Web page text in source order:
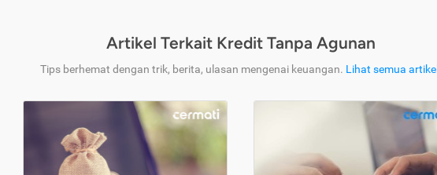
Artikel Terkait Kredit Tanpa Agunan
Tips berhemat dengan trik, berita, ulasan mengenai keuangan. Lihat semua artikel